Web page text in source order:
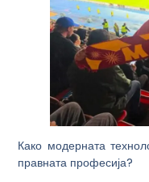
Како модерната
правната професија?